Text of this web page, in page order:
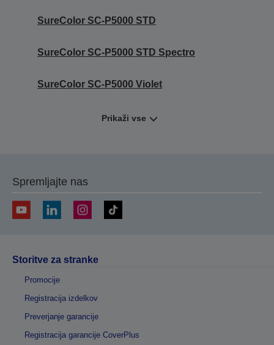
SureColor SC-P5000 STD
SureColor SC-P5000 STD Spectro
SureColor SC-P5000 Violet
Prikaži vse
Spremljajte nas
Storitve za stranke
Promocije
Registracija izdelkov
Preverjanje garancije
Registracija garancije CoverPlus